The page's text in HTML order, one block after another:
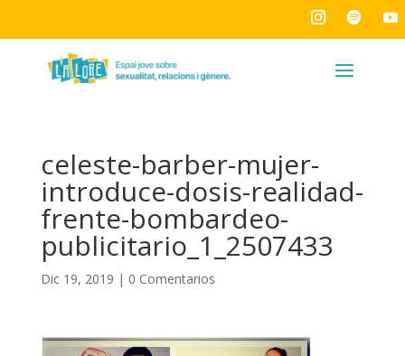
celeste-barber-mujer-
introduce-dosis-realidad-
frente-bombardeo-
publicitario_1_2507433
Dic 19, 2019 | 0 Comentarios